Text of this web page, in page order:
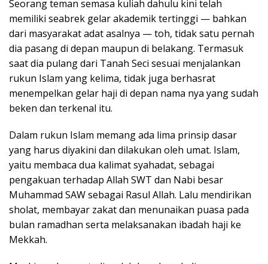
Seorang teman semasa kuliah dahulu kini telah
memiliki seabrek gelar akademik tertinggi — bahkan
dari masyarakat adat asalnya — toh, tidak satu pernah
dia pasang di depan maupun di belakang. Termasuk
saat dia pulang dari Tanah Seci sesuai menjalankan
rukun Islam yang kelima, tidak juga berhasrat
menempelkan gelar haji di depan nama nya yang sudah
beken dan terkenal itu.
Dalam rukun Islam memang ada lima prinsip dasar
yang harus diyakini dan dilakukan oleh umat. Islam,
yaitu membaca dua kalimat syahadat, sebagai
pengakuan terhadap Allah SWT dan Nabi besar
Muhammad SAW sebagai Rasul Allah. Lalu mendirikan
sholat, membayar zakat dan menunaikan puasa pada
bulan ramadhan serta melaksanakan ibadah haji ke
Mekkah.